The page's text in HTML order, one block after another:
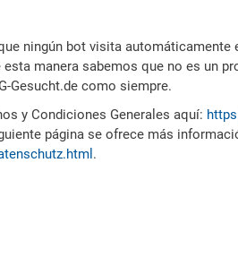
ningún bot visita
manera sabemos que no es un
Gesucht.de como siempre.
y Condiciones Generales aquí:
página se ofrece más
.